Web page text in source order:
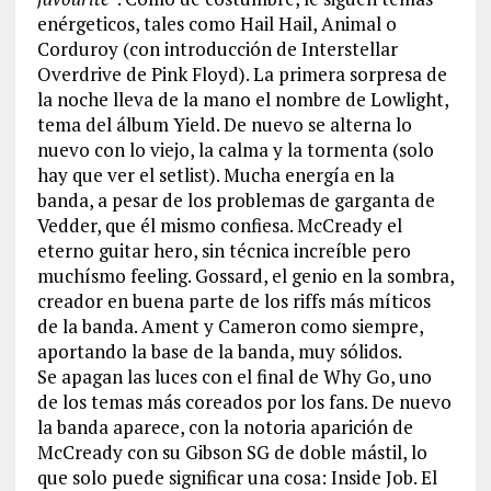
enérgeticos, tales como Hail Hail, Animal o
Corduroy (con introducción de Interstellar
Overdrive de Pink Floyd). La primera sorpresa de
la noche lleva de la mano el nombre de Lowlight,
tema del álbum Yield. De nuevo se alterna lo
nuevo con lo viejo, la calma y la tormenta (solo
hay que ver el setlist). Mucha energía en la
banda, a pesar de los problemas de garganta de
Vedder, que él mismo confiesa. McCready el
eterno guitar hero, sin técnica increíble pero
muchísmo feeling. Gossard, el genio en la sombra,
creador en buena parte de los riffs más míticos
de la banda. Ament y Cameron como siempre,
aportando la base de la banda, muy sólidos.
Se apagan las luces con el final de Why Go, uno
de los temas más coreados por los fans. De nuevo
la banda aparece, con la notoria aparición de
McCready con su Gibson SG de doble mástil, lo
que solo puede significar una cosa: Inside Job. El